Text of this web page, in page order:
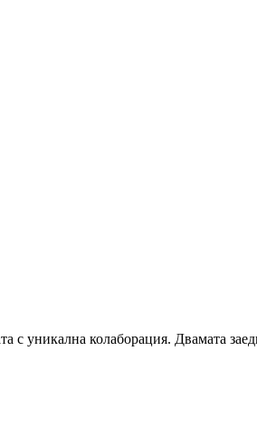
уникална колаборация. Двамата